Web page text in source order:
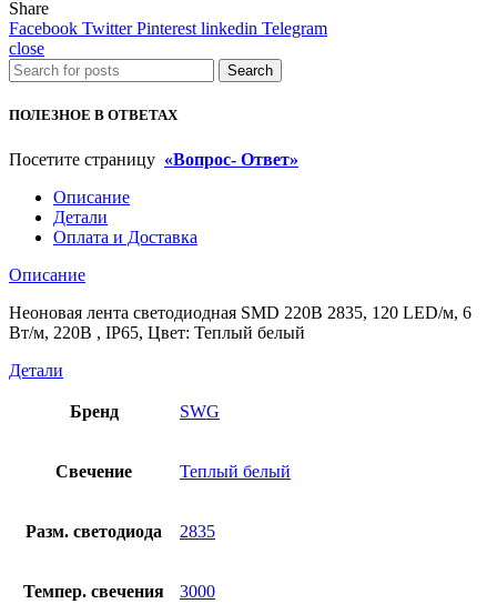
2835,
120
LED/
м,
Вт/
220В
IP65,
Цвет:
Теплый
Share
Facebook Twitter Pinterest linkedin Telegram
close
Search
ПОЛЕЗНОЕ В ОТВЕТАХ
Посетите страницу «Вопрос- Ответ»
Описание
Детали
Оплата и Доставка
Описание
Неоновая лента светодиодная SMD 220В 2835, 120 LED/м, 6
Вт/м, 220В , IP65, Цвет: Теплый белый
Детали
Бренд SWG
Свечение Теплый белый
Разм. светодиода 2835
Темпер. свечения 3000